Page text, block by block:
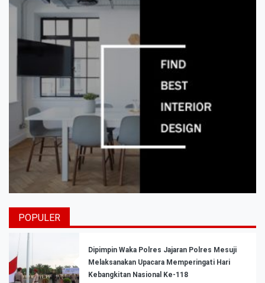
POPULER
Dipimpin Waka Polres Jajaran Polres Mesuji
Melaksanakan Upacara Memperingati Hari
Kebangkitan Nasional Ke-118